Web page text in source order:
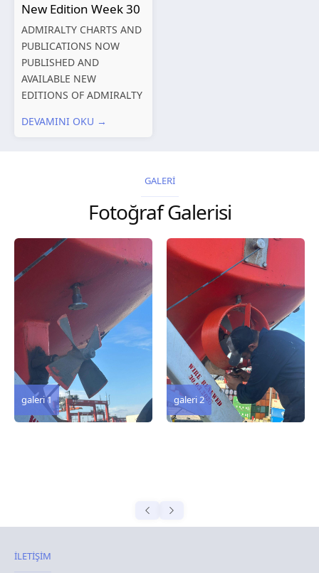
New Edition Week 30
ADMIRALTY CHARTS AND
PUBLICATIONS NOW
PUBLISHED AND
AVAILABLE NEW
EDITIONS OF ADMIRALTY
PUBLICATIONS New
remarks 67 Gulf of...
DEVAMINI OKU →
GALERİ
Fotoğraf Galerisi
galeri 2
galeri 3
İLETİŞİM